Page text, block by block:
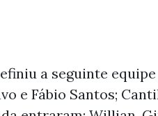
a seguinte
e Fábio Santos;